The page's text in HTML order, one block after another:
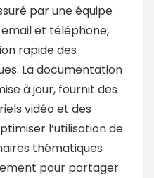
par une équipe
et téléphone,
rapide des
La documentation
à jour, fournit des
vidéo et des
l’utilisation de
thématiques
pour partager